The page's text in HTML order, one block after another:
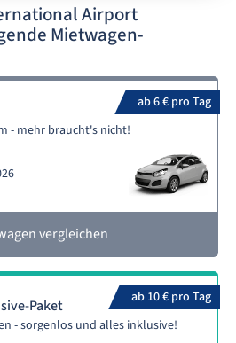
Airport
Mietwagen-
ab 6 € pro Tag
- mehr braucht's nicht!
vergleichen
ab 10 € pro Tag
Paket
- sorgenlos und alles inklusive!